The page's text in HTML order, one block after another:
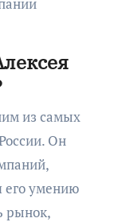
из самых
Он
его умению
рынок,